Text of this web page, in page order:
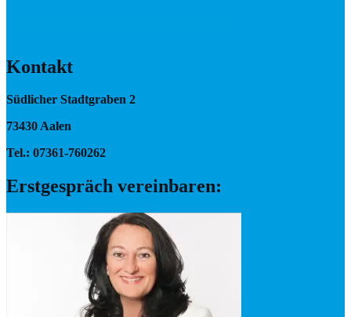
Kontakt
Südlicher Stadtgraben 2
73430 Aalen
Tel.: 07361-760262
Erstgespräch vereinbaren: